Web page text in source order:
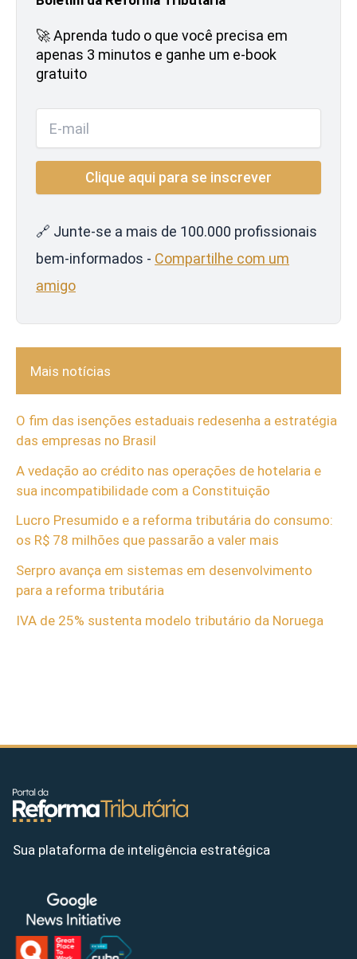
🚀 Aprenda tudo o que você precisa em
apenas 3 minutos e ganhe um e-book
gratuito
🔗 Junte-se a mais de 100.000 profissionais
bem-informados - Compartilhe com um
amigo
Mais notícias
O fim das isenções estaduais redesenha a estratégia
das empresas no Brasil
A vedação ao crédito nas operações de hotelaria e
sua incompatibilidade com a Constituição
Lucro Presumido e a reforma tributária do consumo:
os R$ 78 milhões que passarão a valer mais
Serpro avança em sistemas em desenvolvimento
para a reforma tributária
IVA de 25% sustenta modelo tributário da Noruega
Sua plataforma de inteligência estratégica